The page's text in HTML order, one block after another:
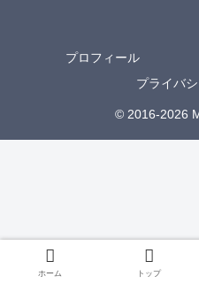
プロフィール
プライバ
© 2016-2026
ホーム トップ